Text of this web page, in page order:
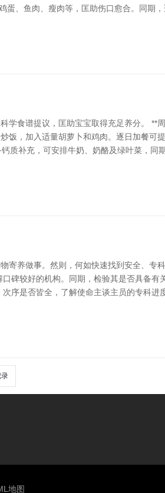
、鱼肉、瘦肉等，匡助伤口愈合。同期
学食谱提议，匡助宝宝取得充足养分。 **
，加入适量胡萝卜和鸡肉。逐日加餐可
质补充，可安排牛奶、奶酪及绿叶菜，同
寄养做事。然则，何如快速找到安全、专
碑较好的机构。同期，检验其是否具备有
序是否皆全，了解使命主谈主员的专科进
地图